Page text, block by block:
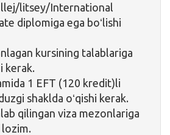
litsey/International
diplomiga ega boʻlishi
kursining talablariga
kerak.
1 EFT (120 kredit)li
shaklda oʻqishi kerak.
qilingan viza mezonlariga